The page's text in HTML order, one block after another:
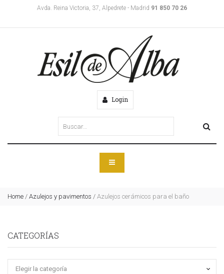
Avda. Reina Victoria, 37, Alpedrete - Madrid 91 850 70 26
Login
Home / Azulejos y pavimentos / Azulejos cerámicos para el baño
CATEGORÍAS